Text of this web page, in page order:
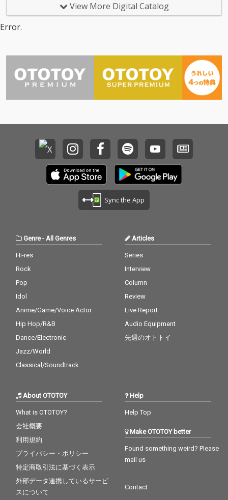
View More Digital Catalog
Error.
Sync the App
Genre- All Genres
Hi-res
Rock
Pop
Idol
Anime/Game/Voice Actor
Hip Hop/R&B
Dance/Electronic
Jazz/World
Classical/Soundtrack
Articles
Series
Interview
Column
Review
Live Report
Audio Equipment
先週のオトトイ
About OTOTOY
What is OTOTOY?
会社概要
利用規約
プライバシー・ポリシー
特定商取引法に基づく表示
外部データ連携しているサービ
スについて
Help
Help Top
Make OTOTOY better
Found something weird? Please
mail us
Contact